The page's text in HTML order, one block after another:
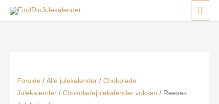
Forside / Alle julekalender/ Chokolade
Julekalender/ Chokoladejulekalender voksen / Reeses
Menu
Menu
Menu